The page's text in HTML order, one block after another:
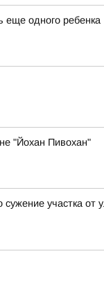
еще одного ребенка
"Йохан Пивохан"
сужение